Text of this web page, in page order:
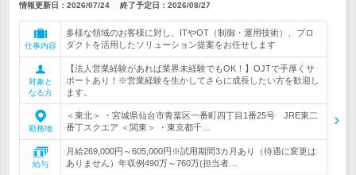
情報更新日：2026/07/24 終了予定日： 2026/08/27
仕事内容
多様な領域のお客様に対し、ITやOT（制御・運用技術）、プロ
ダクトを活用したソリューション提案をお任せします
対象と
なる方
【法人営業経験があれば業界未経験でもOK！】OJTで手厚くサ
ポートあり！※営業経験を生かしてさらに成長したい方を歓迎し
ます。
勤務地
＜東北＞ ・宮城県仙台市青葉区一番町四丁目1番25号 JRE東二
番丁スクエア ＜関東＞ ・東京都千…
給与
月給269,000円～605,000円※試用期間3カ月あり（待遇に変更は
ありません）年収例490万～760万(担当者…